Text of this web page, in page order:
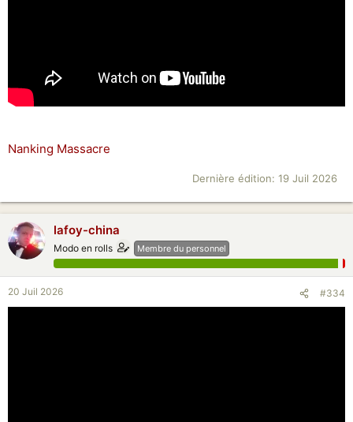
Nanking Massacre
Dernière édition: 19 Juil 2026
lafoy-china
Modo en rolls Membre du personnel
20 Juil 2026 #334